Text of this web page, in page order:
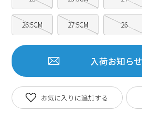
26.5CM 27.5CM 26
入荷お知ら
お気に入りに追加する